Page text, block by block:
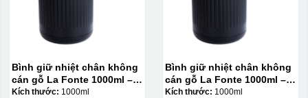
Bình giữ nhiệt chân không
cán gỗ La Fonte 1000ml –
011679
Kích thước: 1000ml
Bình giữ nhiệt chân không
cán gỗ La Fonte 1000ml –
011679
Kích thước: 1000ml